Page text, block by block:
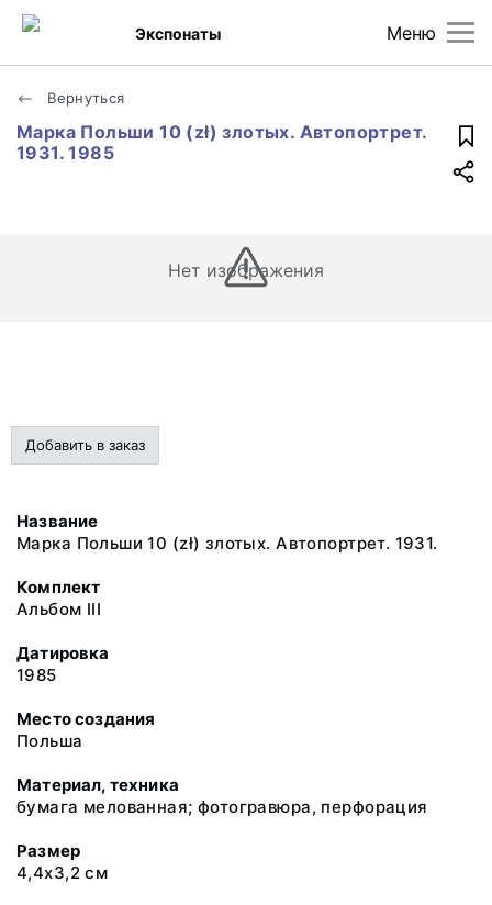
Меню
Экспонаты
Вернуться
Марка Польши 10 (zł) злотых. Автопортрет.
1931. 1985
Нет изображения
Добавить в заказ
Название
Марка Польши 10 (zł) злотых. Автопортрет. 1931.
Комплект
Альбом III
Датировка
1985
Место создания
Польша
Материал, техника
бумага мелованная; фотогравюра, перфорация
Размер
4,4х3,2 см